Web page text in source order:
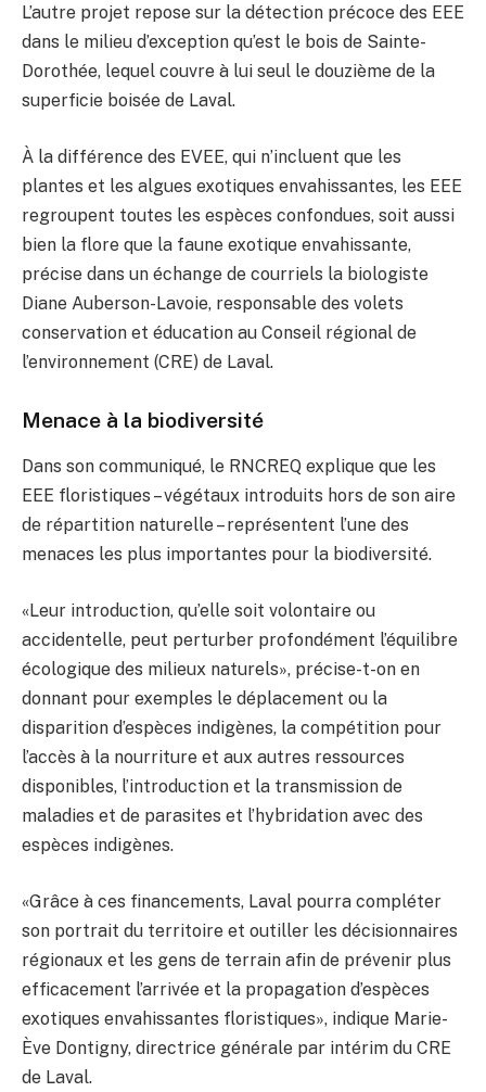
L’autre projet repose sur la détection précoce des EEE
dans le milieu d’exception qu’est le bois de Sainte-
Dorothée, lequel couvre à lui seul le douzième de la
superficie boisée de Laval.
À la différence des EVEE, qui n’incluent que les
plantes et les algues exotiques envahissantes, les EEE
regroupent toutes les espèces confondues, soit aussi
bien la flore que la faune exotique envahissante,
précise dans un échange de courriels la biologiste
Diane Auberson-Lavoie, responsable des volets
conservation et éducation au Conseil régional de
l’environnement (CRE) de Laval.
Menace à la biodiversité
Dans son communiqué, le RNCREQ explique que les
EEE floristiques – végétaux introduits hors de son aire
de répartition naturelle – représentent l’une des
menaces les plus importantes pour la biodiversité.
«Leur introduction, qu’elle soit volontaire ou
accidentelle, peut perturber profondément l’équilibre
écologique des milieux naturels», précise-t-on en
donnant pour exemples le déplacement ou la
disparition d’espèces indigènes, la compétition pour
l’accès à la nourriture et aux autres ressources
disponibles, l’introduction et la transmission de
maladies et de parasites et l’hybridation avec des
espèces indigènes.
«Grâce à ces financements, Laval pourra compléter
son portrait du territoire et outiller les décisionnaires
régionaux et les gens de terrain afin de prévenir plus
efficacement l’arrivée et la propagation d’espèces
exotiques envahissantes floristiques», indique Marie-
Ève Dontigny, directrice générale par intérim du CRE
de Laval.